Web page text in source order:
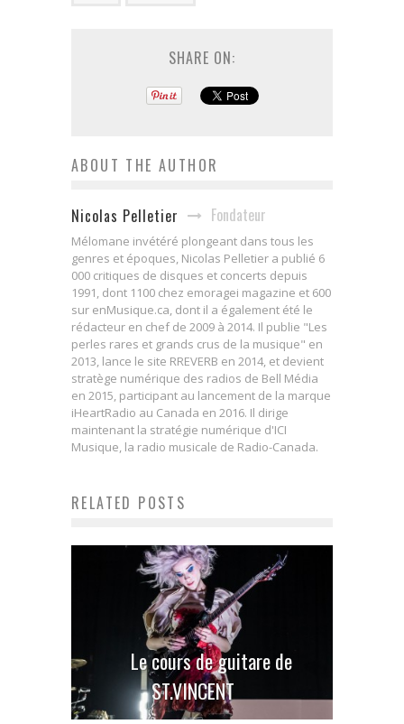
SHARE ON:
ABOUT THE AUTHOR
Nicolas Pelletier Fondateur
Mélomane invétéré plongeant dans tous les
genres et époques, Nicolas Pelletier a publié 6
000 critiques de disques et concerts depuis
1991, dont 1100 chez emoragei magazine et 600
sur enMusique.ca, dont il a également été le
rédacteur en chef de 2009 à 2014. Il publie "Les
perles rares et grands crus de la musique" en
2013, lance le site RREVERB en 2014, et devient
stratège numérique des radios de Bell Média
en 2015, participant au lancement de la marque
iHeartRadio au Canada en 2016. Il dirige
maintenant la stratégie numérique d'ICI
Musique, la radio musicale de Radio-Canada.
RELATED POSTS
Le cours de guitare de
ST.VINCENT